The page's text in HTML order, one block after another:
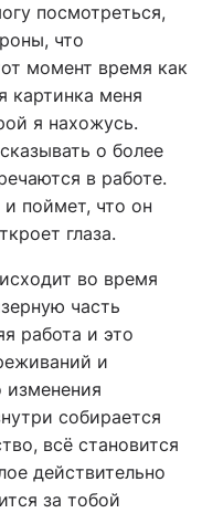
посмотреться,
что
момент время как
картинка меня
я нахожусь.
о более
в работе.
поймет, что он
глаза.
во время
часть
работа и это
и
изменения
собирается
всё становится
действительно
за тобой